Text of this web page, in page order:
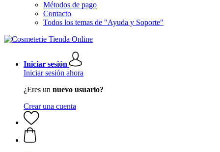
Métodos de pago
Contacto
Todos los temas de "Ayuda y Soporte"
Iniciar sesión
Iniciar sesión ahora
¿Eres un nuevo usuario?
Crear una cuenta